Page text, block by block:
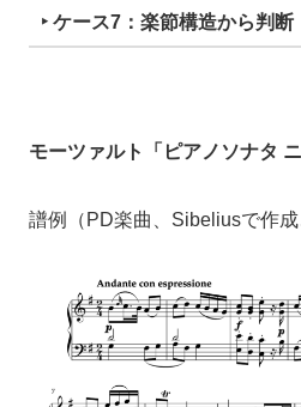
‣ ケース7：楽節構造から判断
モーツァルト「ピアノソナタ
譜例（PD楽曲、Sibeliusで作成